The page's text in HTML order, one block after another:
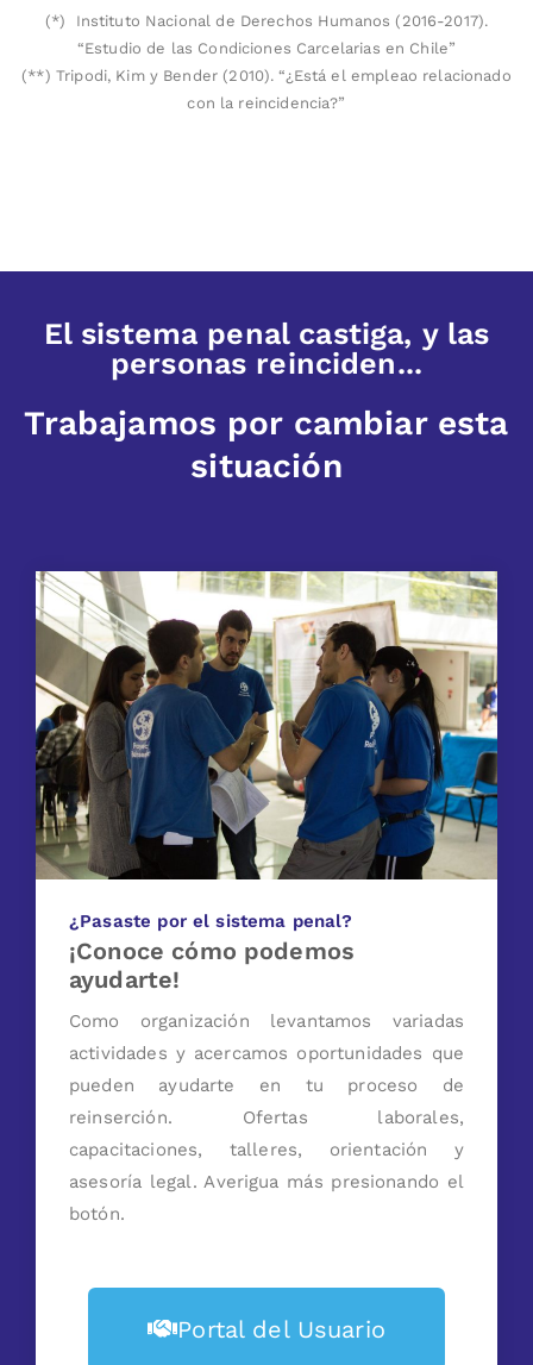
(*) Instituto Nacional de Derechos Humanos (2016-2017).
“Estudio de las Condiciones Carcelarias en Chile”
(**) Tripodi, Kim y Bender (2010). “¿Está el empleao relacionado
con la reincidencia?”
El sistema penal castiga, y las
personas reinciden...
Trabajamos por cambiar esta
situación
¿Pasaste por el sistema penal?
¡Conoce cómo podemos
ayudarte!
Como organización levantamos variadas
actividades y acercamos oportunidades que
pueden ayudarte en tu proceso de
reinserción. Ofertas laborales,
capacitaciones, talleres, orientación y
asesoría legal. Averigua más presionando el
botón.
Portal del Usuario